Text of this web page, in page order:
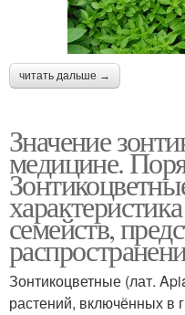
читать дальше →
Значение
медицине.
семейств,
Зонтикоцветные (лат.
растений, включённых в